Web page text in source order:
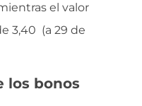
el valor
3,40  (a 29 de
los bonos